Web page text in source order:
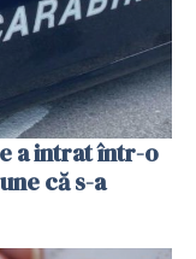
a intrat într-o
că s-a